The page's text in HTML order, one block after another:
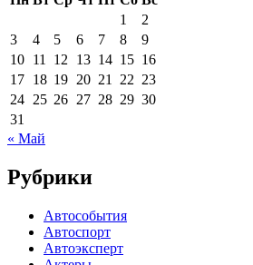
1
2
3
4 5 6 7 8
9
10 11 12 13 14 15 16
17 18 19 20 21 22 23
24 25 26 27 28 29 30
31
« Май
Рубрики
Автособытия
Автоспорт
Автоэксперт